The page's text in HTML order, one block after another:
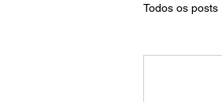
Todos os posts